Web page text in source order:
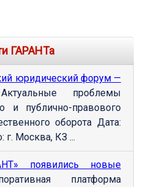
ГАРАНТа
юридический форум —
проблемы
и публично-правового
оборота Дата:
г. Москва, КЗ ...
появились новые
платформа